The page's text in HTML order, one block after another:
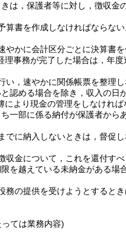
は，保護者等に対し，徴収金
算書を作成しなければならない
やかに会計区分ごとに決算書
事務が完了した場合は，年度
い，速やかに関係帳票を整理し
認める場合を除き，収入の日
より現金の管理をしなければ
一部に係る納付が保護者から
でに納入しないときは，督促し
収金について，これを還付す
を越えている未納金がある場
務の提供を受けようとすると
ては業務内容)